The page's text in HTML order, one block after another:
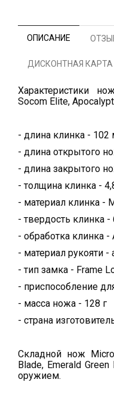
ОПИСАНИЕ
ДИСКОНТНАЯ КАРТА
Характеристики
Socom Elite,
- длина клинка -
- длина открытого
- длина закрытого
- толщина клинка -
- материал клинка -
- твердость клинка -
- обработка клинка -
- материал рукояти
- тип замка - Frame
- приспособление
- масса ножа - 128 г
- страна
Складной нож
Blade, Emerald
оружием.